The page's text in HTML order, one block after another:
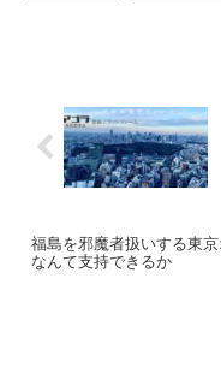
福島を邪魔者扱いする東
なんて支持できるか